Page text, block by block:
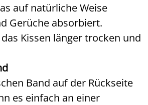
auf natürliche Weise
Gerüche absorbiert.
Kissen länger trocken und
Band auf der Rückseite
es einfach an einer